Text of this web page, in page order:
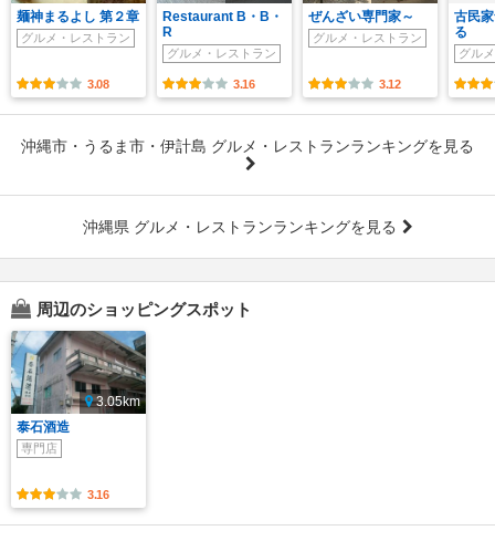
麺神まるよし 第２章
グルメ・レストラン
3.08
Restaurant B・B・
R
グルメ・レストラン
3.16
ぜんざい専門家～
グルメ・レストラン
3.12
古民
る
グル
沖縄市・うるま市・伊計島 グルメ・レストランランキングを見る
沖縄県 グルメ・レストランランキングを見る
周辺のショッピングスポット
3.05km
泰石酒造
専門店
3.16